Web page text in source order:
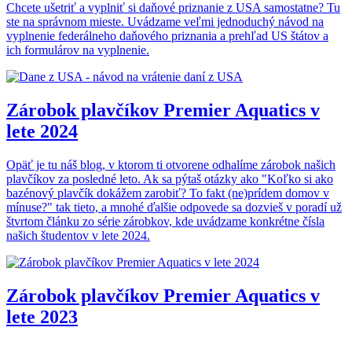
Chcete ušetriť a vyplniť si daňové priznanie z USA samostatne? Tu
ste na správnom mieste. Uvádzame veľmi jednoduchý návod na
vyplnenie federálneho daňového priznania a prehľad US štátov a
ich formulárov na vyplnenie.
Zárobok plavčíkov Premier Aquatics v
lete 2024
Opäť je tu náš blog, v ktorom ti otvorene odhalíme zárobok našich
plavčíkov za posledné leto. Ak sa pýtaš otázky ako "Koľko si ako
bazénový plavčík dokážem zarobiť? To fakt (ne)prídem domov v
mínuse?" tak tieto, a mnohé ďalšie odpovede sa dozvieš v poradí už
štvrtom článku zo série zárobkov, kde uvádzame konkrétne čísla
našich študentov v lete 2024.
Zárobok plavčíkov Premier Aquatics v
lete 2023